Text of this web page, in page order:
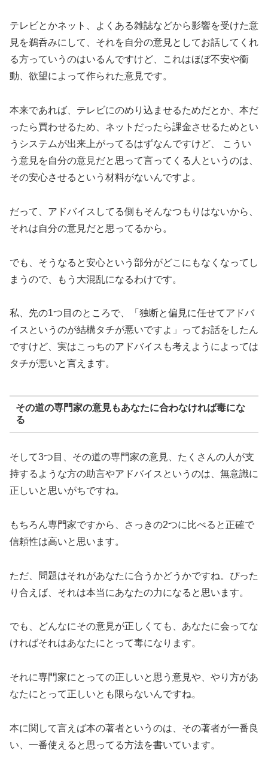
テレビとかネット、よくある雑誌などから影響を受けた意
見を鵜呑みにして、それを自分の意見としてお話してくれ
る方っていうのはいるんですけど、これはほぼ不安や衝
動、欲望によって作られた意見です。
本来であれば、テレビにのめり込ませるためだとか、本だ
ったら買わせるため、ネットだったら課金させるためとい
うシステムが出来上がってるはずなんですけど、 こうい
う意見を自分の意見だと思って言ってくる人というのは、
その安心させるという材料がないんですよ。
だって、アドバイスしてる側もそんなつもりはないから、
それは自分の意見だと思ってるから。
でも、そうなると安心という部分がどこにもなくなってし
まうので、もう大混乱になるわけです。
私、先の1つ目のところで、「独断と偏見に任せてアドバ
イスというのが結構タチが悪いですよ」ってお話をしたん
ですけど、実はこっちのアドバイスも考えようによっては
タチが悪いと言えます。
その道の専門家の意見もあなたに合わなければ毒にな
る
そして3つ目、その道の専門家の意見、たくさんの人が支
持するような方の助言やアドバイスというのは、無意識に
正しいと思いがちですね。
もちろん専門家ですから、さっきの2つに比べると正確で
信頼性は高いと思います。
ただ、問題はそれがあなたに合うかどうかですね。ぴった
り合えば、それは本当にあなたの力になると思います。
でも、どんなにその意見が正しくても、あなたに会ってな
ければそれはあなたにとって毒になります。
それに専門家にとっての正しいと思う意見や、やり方があ
なたにとって正しいとも限らないんですね。
本に関して言えば本の著者というのは、その著者が一番良
い、一番使えると思ってる方法を書いています。